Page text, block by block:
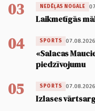
03 NEDĒĻAS NOGALE
Laikmetīgās
04 SPORTS
«Salacas
piedzīvojumu
05 SPORTS
Izlases